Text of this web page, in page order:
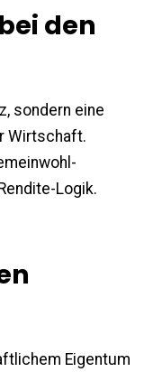
den
sondern eine
Wirtschaft.
Logik.
Eigentum